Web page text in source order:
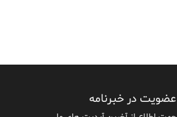
عضویت در خبرنامه